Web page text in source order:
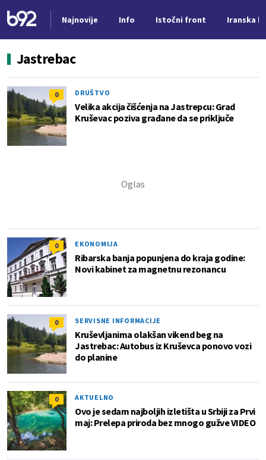
Najnovije Info Istočni front Iranska
Jastrebac
0 DRUŠTVO
Velika akcija čišćenja na Jastrepcu: Grad
Kruševac poziva građane da se priključe
0 EKONOMIJA
Ribarska banja popunjena do kraja godine:
Novi kabinet za magnetnu rezonancu
0 SERVISNE INFORMACIJE
Kruševljanima olakšan vikend beg na
Jastrebac: Autobus iz Kruševca ponovo vozi
do planine
0 AKTUELNO
Ovo je sedam najboljih izletišta u Srbiji za Prvi
maj: Prelepa priroda bez mnogo gužve VIDEO